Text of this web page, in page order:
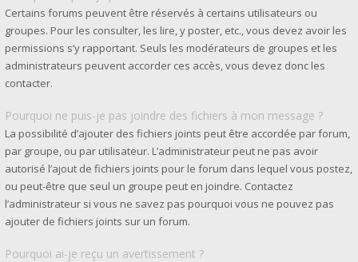
Certains forums peuvent être réservés à certains utilisateurs ou
groupes. Pour les consulter, les lire, y poster, etc., vous devez avoir les
permissions s’y rapportant. Seuls les modérateurs de groupes et les
administrateurs peuvent accorder ces accès, vous devez donc les
contacter.
Pourquoi ne puis-je pas joindre des fichiers à mon message ?
La possibilité d’ajouter des fichiers joints peut être accordée par forum,
par groupe, ou par utilisateur. L’administrateur peut ne pas avoir
autorisé l’ajout de fichiers joints pour le forum dans lequel vous postez,
ou peut-être que seul un groupe peut en joindre. Contactez
l’administrateur si vous ne savez pas pourquoi vous ne pouvez pas
ajouter de fichiers joints sur un forum.
Pourquoi ai-je reçu un avertissement ?